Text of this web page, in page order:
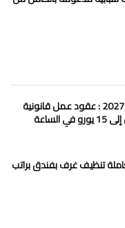
العمل الموسمي في فنلندا 2027 : عقود عمل قانونية
في كندا 2026 كعاملة تنظيف غرف بفندق براتب